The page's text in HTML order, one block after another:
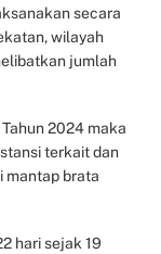
secara
wilayah
jumlah
2024 maka
terkait dan
mantap brata
hari sejak 19